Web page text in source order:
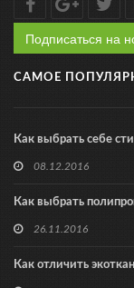
Подписаться на
САМОЕ
Как выбрать себе
08.12.2016
Как выбрать
26.11.2016
Как отличить